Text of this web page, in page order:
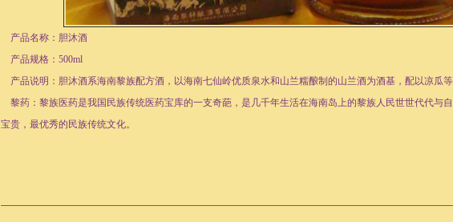
产品名称：胆沐酒
产品规格：500ml
产品说明：胆沐酒系海南黎族配方酒，以海南七仙岭优质泉水和山兰糯酿制的山兰酒为酒基，配以凉瓜等
黎药：黎族医药是我国民族传统医药宝库的一支奇葩，是几千年生活在海南岛上的黎族人民世世代代与
宝贵，最优秀的民族传统文化。